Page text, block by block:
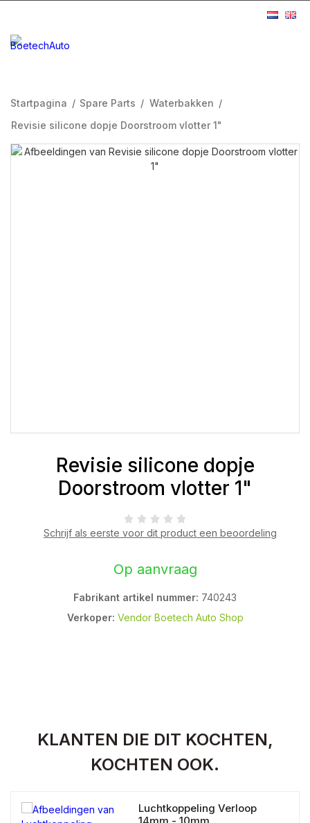
Startpagina / Spare Parts / Waterbakken /
Revisie silicone dopje Doorstroom vlotter 1"
Revisie silicone dopje
Doorstroom vlotter 1"
Schrijf als eerste voor dit product een beoordeling
Op aanvraag
Fabrikant artikel nummer: 740243
Verkoper: Vendor Boetech Auto Shop
KLANTEN DIE DIT KOCHTEN,
KOCHTEN OOK.
Luchtkoppeling Verloop